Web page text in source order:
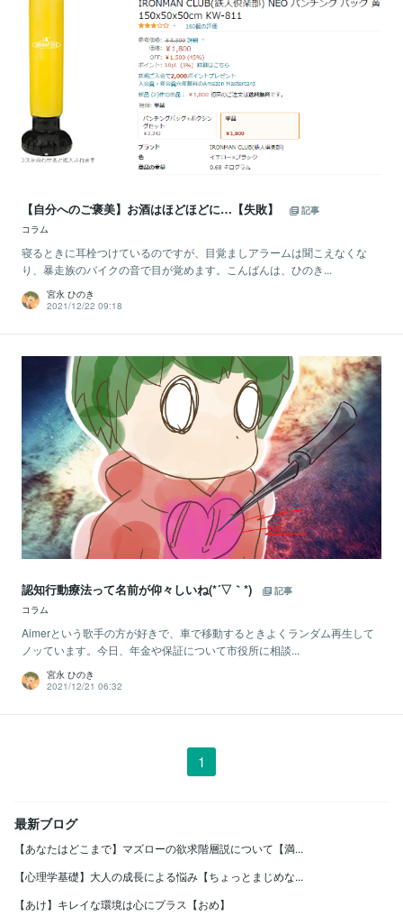
【自分へのご褒美】お酒はほどほどに…【失敗】
記事
コラム
寝るときに耳栓つけているのですが、目覚ましアラームは聞こえなくな
り、暴走族のバイクの音で目が覚めます。こんばんは、ひのき...
宮永 ひのき
2021/12/22 09:18
認知行動療法って名前が仰々しいね(*´▽｀*)
記事
コラム
Aimerという歌手の方が好きで、車で移動するときよくランダム再生して
ノッています。今日、年金や保証について市役所に相談...
宮永 ひのき
2021/12/21 06:32
1
最新ブログ
【あなたはどこまで】マズローの欲求階層説について【満...
【心理学基礎】大人の成長による悩み【ちょっとまじめな...
【あけ】キレイな環境は心にプラス【おめ】